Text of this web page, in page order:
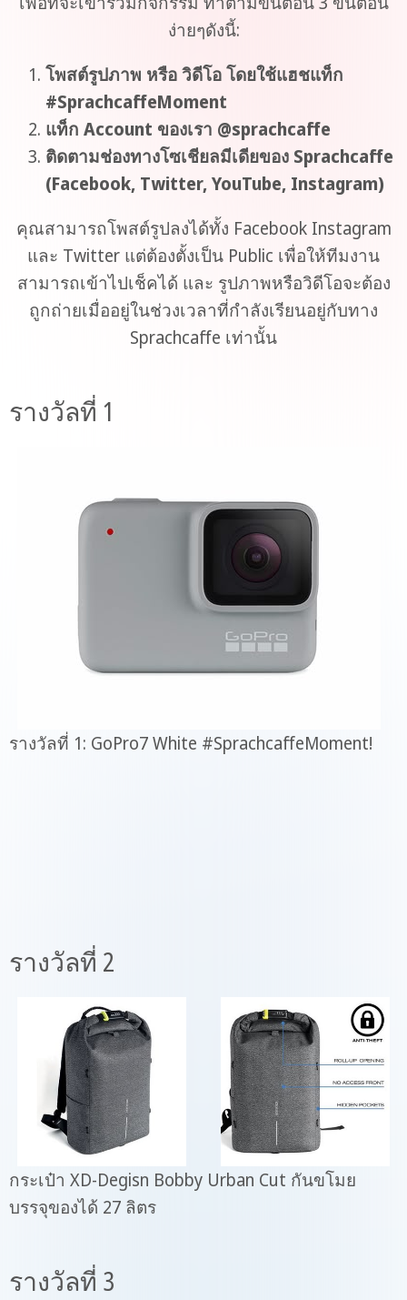
ง่ายๆดังนี้:
โพสต์รูปภาพ หรือ วิดีโอ โดยใช้แฮชแท็ก
#SprachcaffeMoment
แท็ก Account ของเรา @sprachcaffe
ติดตามช่องทางโซเชียลมีเดียของ Sprachcaffe
(Facebook, Twitter, YouTube, Instagram)
คุณสามารถโพสต์รูปลงได้ทั้ง Facebook Instagram
และ Twitter แต่ต้องตั้งเป็น Public เพื่อให้ทีมงาน
สามารถเข้าไปเช็คได้ และ รูปภาพหรือวิดีโอจะต้อง
ถูกถ่ายเมื่ออยู่ในช่วงเวลาที่กำลังเรียนอยู่กับทาง
Sprachcaffe เท่านั้น
รางวัลที่ 1
รางวัลที่ 1: GoPro7 White #SprachcaffeMoment!
รางวัลที่ 2
กระเป๋า XD-Degisn Bobby Urban Cut กันขโมย
บรรจุของได้ 27 ลิตร
รางวัลที่ 3